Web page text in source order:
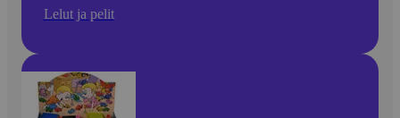
Lelut ja pelit